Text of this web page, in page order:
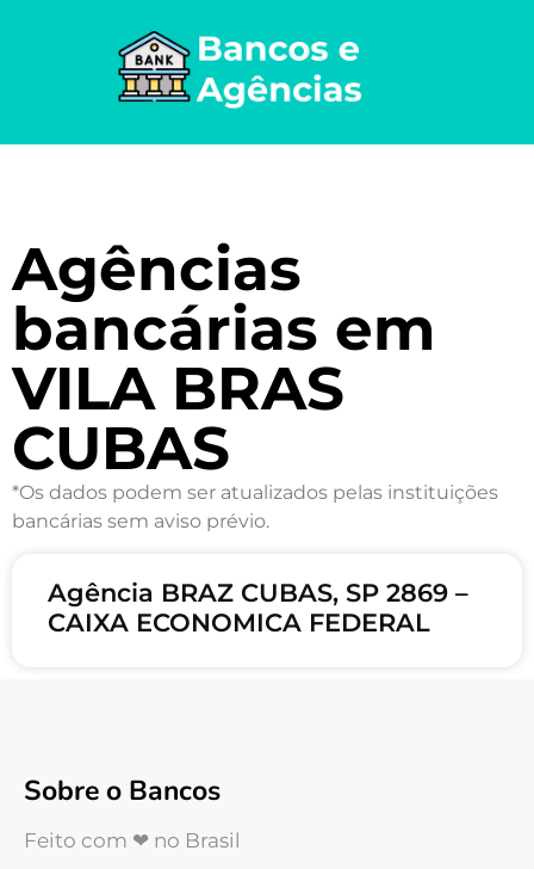
Agências
bancárias em
VILA BRAS
CUBAS
*Os dados podem ser atualizados pelas instituições
bancárias sem aviso prévio.
Agência BRAZ CUBAS, SP 2869 –
CAIXA ECONOMICA FEDERAL
Sobre o Bancos
Feito com ❤ no Brasil